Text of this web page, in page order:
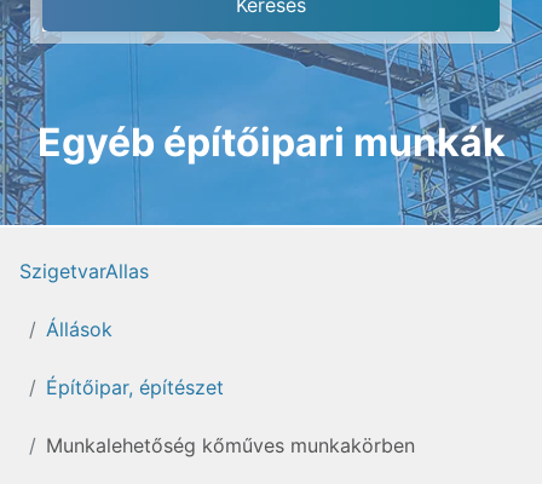
Egyéb építőipari munkák
SzigetvarAllas
Állások
Építőipar, építészet
Munkalehetőség kőműves munkakörben